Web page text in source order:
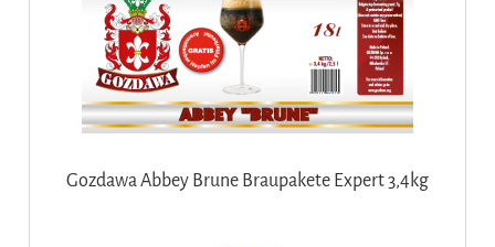
Gozdawa Abbey Brune Braupakete Expert 3,4kg